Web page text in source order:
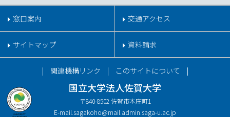
窓口案内 交通アクセス
サイトマップ 資料請求
国立大学法人佐賀大学
〒840-8502 佐賀市本庄町1
E-mail. sagakoho@mail.admin.saga-u.ac.jp
関連機構リンク このサイトについて